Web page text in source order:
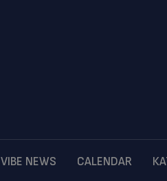
VIBE NEWS CALENDAR